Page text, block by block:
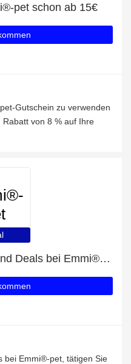
pet schon ab 15€
Gutschein zu verwenden
von 8 % auf Ihre
Die neuesten Angebote und Deals bei Emmi®-pet
bei Emmi®-pet, tätigen Sie